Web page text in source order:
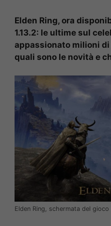
Elden Ring, ora
1.13.2: le ultime sul
appassionato milioni
quali sono le novità e
Elden Ring, schermata del